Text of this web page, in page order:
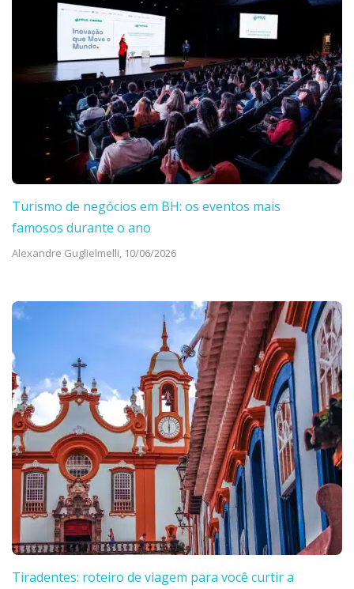
Turismo de negócios em BH: os eventos mais
famosos durante o ano
Alexandre Guglielmelli, 10/06/2026
Tiradentes: roteiro de viagem para você curtir a